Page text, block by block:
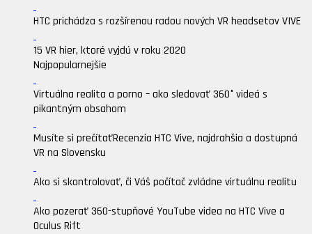
HTC prichádza s rozšírenou radou nových VR headsetov VIVE
15 VR hier, ktoré vyjdú v roku 2020
Najpopularnejšie
Virtuálna realita a porno – ako sledovať 360° videá s
pikantným obsahom
Musíte si prečítaťRecenzia HTC Vive, najdrahšia a dostupná
VR na Slovensku
Ako si skontrolovať, či Váš počítač zvládne virtuálnu realitu
Ako pozerať 360-stupňové YouTube videa na HTC Vive a
Oculus Rift